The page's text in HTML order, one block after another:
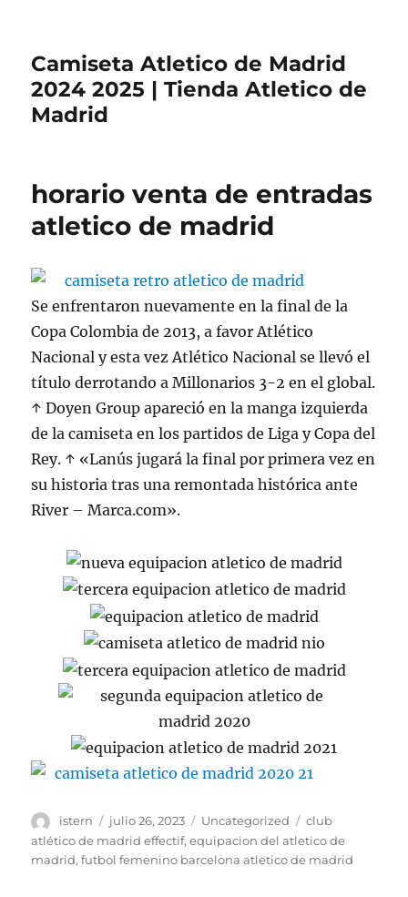
Camiseta Atletico de Madrid
2024 2025 | Tienda Atletico de
Madrid
horario venta de entradas
atletico de madrid
Se enfrentaron nuevamente en la final de la
Copa Colombia de 2013, a favor Atlético
Nacional y esta vez Atlético Nacional se llevó el
título derrotando a Millonarios 3-2 en el global.
↑ Doyen Group apareció en la manga izquierda
de la camiseta en los partidos de Liga y Copa del
Rey. ↑ «Lanús jugará la final por primera vez en
su historia tras una remontada histórica ante
River – Marca.com».
Autor
istern
Publicado
el
julio 26, 2023 Categorías
Uncategorized Etiquetas
club
atlético de madrid effectif,equipacion del atletico de
madrid,futbol femenino barcelona atletico de madrid